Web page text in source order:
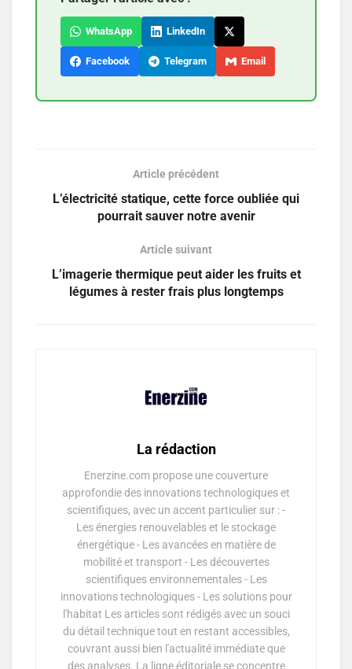
WhatsApp LinkedIn
Facebook Telegram Email
Article précédent
L’électricité statique, cette force oubliée qui
pourrait sauver notre avenir
Article suivant
L’imagerie thermique peut aider les fruits et
légumes à rester frais plus longtemps
La rédaction
Enerzine.com propose une couverture
approfondie des innovations technologiques et
scientifiques, avec un accent particulier sur : -
Les énergies renouvelables et le stockage
énergétique - Les avancées en matière de
mobilité et transport - Les découvertes
scientifiques environnementales - Les
innovations technologiques - Les solutions pour
l'habitat Les articles sont rédigés avec un souci
du détail technique tout en restant accessibles,
couvrant aussi bien l'actualité immédiate que
des analyses. La ligne éditoriale se concentre